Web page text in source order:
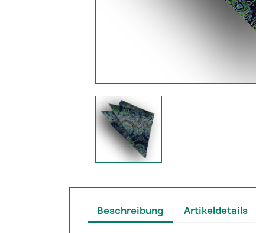
Beschreibung Artikeldetails